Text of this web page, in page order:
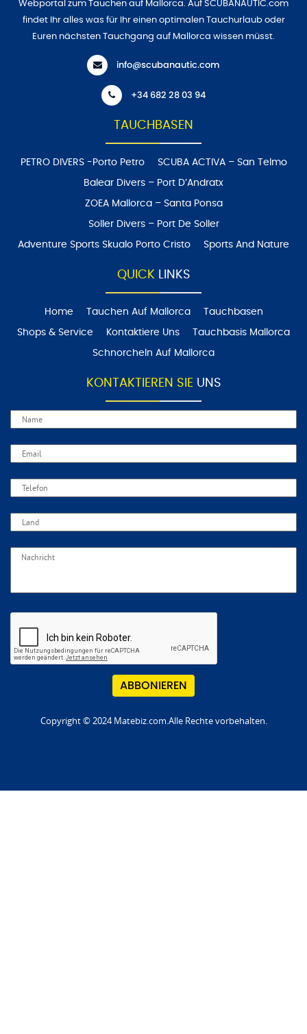
Webportal zum Tauchen auf Mallorca. Auf SCUBANAUTIC.com
findet Ihr alles was für Ihr einen optimalen Tauchurlaub oder
Euren nächsten Tauchgang auf Mallorca wissen müsst.
info@scubanautic.com
+34 682 28 03 94
TAUCHBASEN
PETRO DIVERS -Porto Petro SCUBA ACTIVA – San Telmo
Balear Divers – Port D’Andratx
ZOEA Mallorca – Santa Ponsa
Soller Divers – Port De Soller
Adventure Sports Skualo Porto Cristo Sports And Nature
QUICK LINKS
Home Tauchen Auf Mallorca Tauchbasen
Shops & Service Kontaktiere Uns Tauchbasis Mallorca
Schnorcheln Auf Mallorca
KONTAKTIEREN SIEUNS
Copyright © 2024 Matebiz.com.Alle Rechte vorbehalten.